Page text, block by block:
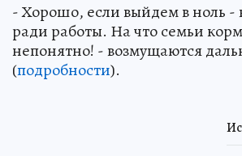
- Хорошо, если выйдем в ноль -
ради работы. На что семьи
непонятно! - возмущаются
(подробности).